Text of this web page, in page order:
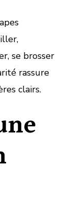
se brosser
rassure
clairs.